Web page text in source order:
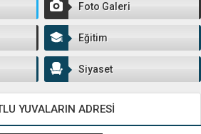
Foto Galeri
Eğitim
Siyaset
YUVALARIN ADRESİ